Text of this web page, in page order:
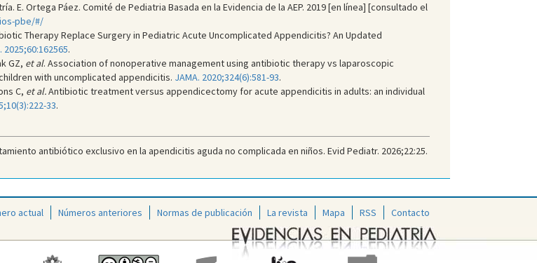
E. Ortega Páez. Comité de Pediatria Basada en la Evidencia de la AEP. 2019 [en línea] [consultado el
pbe/#/
Therapy Replace Surgery in Pediatric Acute Uncomplicated Appendicitis? An Updated
.
GZ, et al. Association of nonoperative management using antibiotic therapy vs laparoscopic
with uncomplicated appendicitis. JAMA. 2020;324(6):581-93.
C, et al.Antibiotic treatment versus appendicectomy for acute appendicitis in adults: an individual
33.
antibiótico exclusivo en la apendicitis aguda no complicada en niños. Evid Pediatr. 2026;22:25.
actual Números anteriores Normas de publicación La revista Mapa RSS Contacto